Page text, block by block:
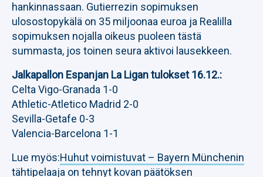
hankinnassaan. Gutierrezin sopimuksen
ulosostopykälä on 35 miljoonaa euroa ja Realilla
sopimuksen nojalla oikeus puoleen tästä
summasta, jos toinen seura aktivoi lausekkeen.
Jalkapallon Espanjan La Ligan tulokset 16.12.:
Celta Vigo-Granada 1-0
Athletic-Atletico Madrid 2-0
Sevilla-Getafe 0-3
Valencia-Barcelona 1-1
Lue myös:Huhut voimistuvat – Bayern Münchenin
tähtipelaaja on tehnyt kovan päätöksen